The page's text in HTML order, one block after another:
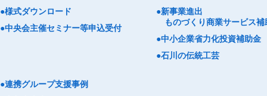
●様式ダウンロード
●中央会主催セミナー等申込受付
●新事業進出
ものづくり商業サービス補
●中小企業省力化投資補助金
●石川の伝統工芸
●連携グループ支援事例